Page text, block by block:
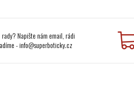
Napište nám email, rádi
- info@superboticky.cz